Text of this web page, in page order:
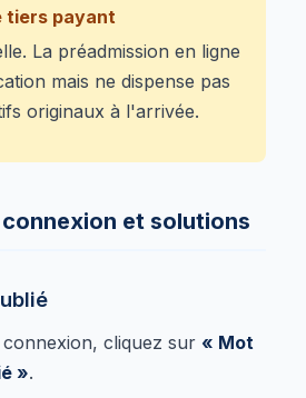
tiers payant
La préadmission en ligne
mais ne dispense pas
originaux à l'arrivée.
et solutions
cliquez sur « Mot
».